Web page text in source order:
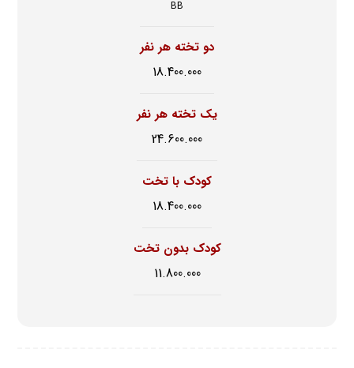
BB
دو تخته هر نفر
18.400.000
یک تخته هر نفر
24.600.000
کودک با تخت
18.400.000
کودک بدون تخت
11.800.000